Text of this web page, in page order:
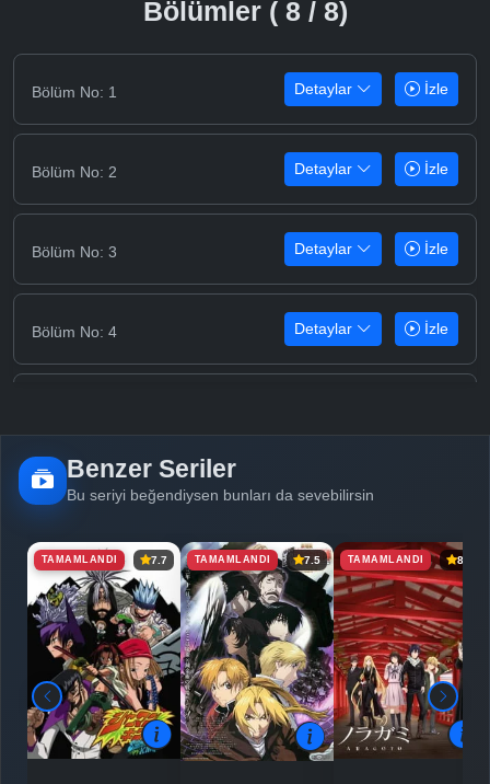
Bölümler ( 8 / 8)
Bölüm No: 1 Detaylar İzle
Bölüm No: 2 Detaylar İzle
Bölüm No: 3 Detaylar İzle
Bölüm No: 4 Detaylar İzle
Bölüm No: 6 Detaylar
Bölüm No: 7 Detaylar İzle
Bölüm No: 8 Detaylar İzle
Benzer Seriler
Bu seriyi beğendiysen bunları da sevebilirsin
TAMAMLANDI 7.7 TAMAMLANDI 7.5 TAMAMLANDI 8.1